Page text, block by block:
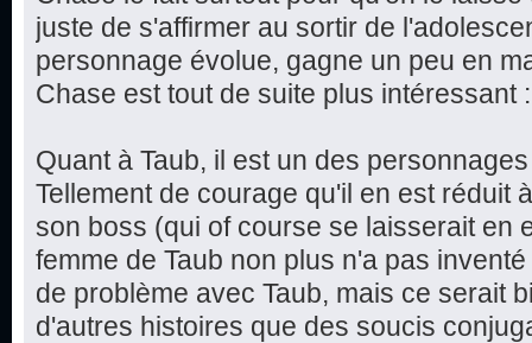
juste de s'affirmer au sortir de
personnage évolue, gagne un peu en
Chase est tout de suite plus intéressant
Quant à Taub, il est un des
Tellement de courage qu'il en est réduit
son boss (qui of course se laisserait en
femme de Taub non plus n'a pas
de problème avec Taub, mais ce serait
d'autres histoires que des soucis